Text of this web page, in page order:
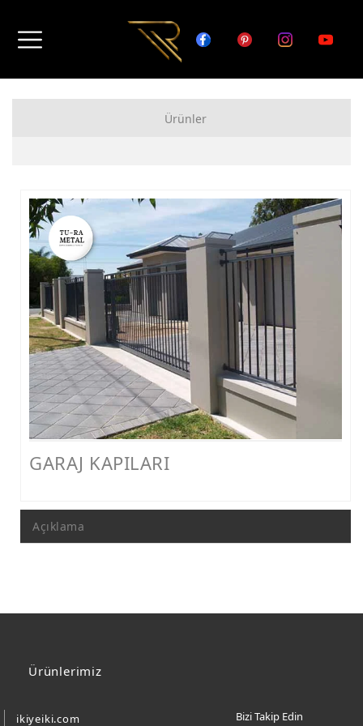
Ürünler
FERFORJE GARAJ KAPISI MODELLERİ
FERFORJE DUVAR ÜSTÜ KORKULUK MODELLERİ
FERFORJE BALKON KORKULUK MODELLERİ
FERFORJE MERDİVEN KORKULUK MODELLERİ
DEMİR MERDİVEN MODELLERİ
FERFORJE PERGOLA & FERFORJE SUNDURMA
FERFORJE ÇARDAK VE KAMELYA MODELLERİ
METAL RAF MODELLERİ
METAL SEHPA VE DRESUAR MODELLERİ
GARAJ KAPILARI
Açıklama
Ürünlerimiz
ikiyeiki.com Bizi Takip Edin